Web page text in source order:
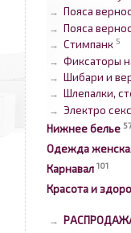
→ Пояса
→ Пояса
→ Стимпанк 5
→ Фиксаторы
→ Шибари и
→ Шлепалки,
→ Электро секс
Нижнее белье
Одежда
Карнавал 101
Красота и
→